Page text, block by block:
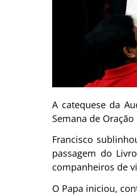
A catequese da
Semana de
Francisco
passagem do
companheiros de
O Papa iniciou,